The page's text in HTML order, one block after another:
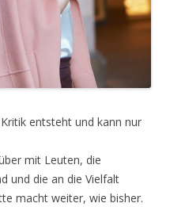
entsteht und kann nur
mit Leuten, die
und die an die Vielfalt
macht weiter, wie bisher.